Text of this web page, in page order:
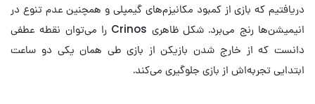
دریافتیم که بازی از کمبود مکانیزم‌های گیمپلی و همچنین عدم تنوع در
انیمیشن‌ها رنج می‌برد. شکل ظاهری Crinos را می‌توان نقطه عطفی
دانست که از خارج شدن بازیکن از بازی طی همان یکی دو ساعت
ابتدایی تجربه‌اش از بازی جلوگیری می‌کند.